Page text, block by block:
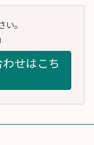
。
せはこち